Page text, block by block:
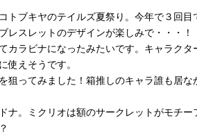
トブキヤのテイルズ夏祭り。今年で３回目
レスレットのデザインが楽しみで・・・！
カラビナになったみたいです。キャラクタ
使えそうです。
狙ってみました！箱推しのキャラ誰も居な
ナ。ミクリオは額のサークレットがモチ